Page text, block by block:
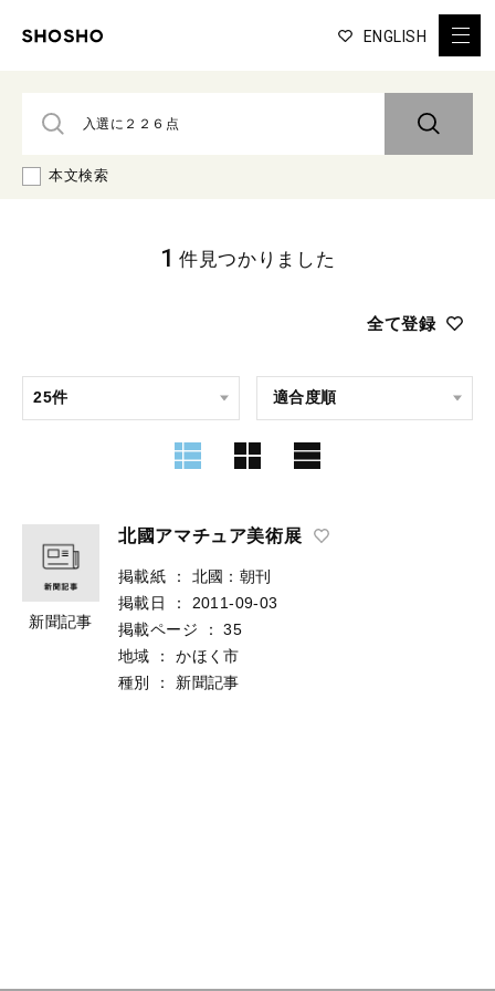
ENGLISH
本文検索
全て登録
1 件見つかりました
新聞記事
北國アマチュア美術展
掲載紙 ：
北國：朝刊
掲載日
：
2011-09-03
掲載ページ
：
35
地域
：
かほく市
種別
： 新聞記事